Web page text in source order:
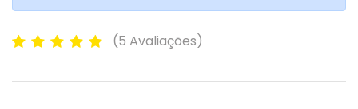
(5 Avaliações)